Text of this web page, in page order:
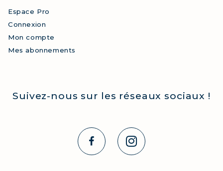
Espace Pro
Connexion
Mon compte
Mes abonnements
Suivez-nous sur les réseaux sociaux !